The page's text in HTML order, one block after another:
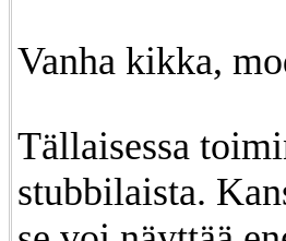
Vanha kikka,
Tällaisessa
stubbilaista.